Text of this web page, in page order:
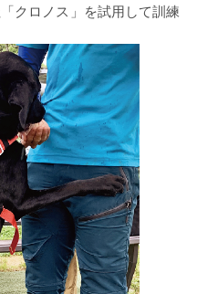
クロノス」を試⽤して訓練